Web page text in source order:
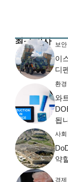
최근 기사 보안
이
디
환경
와
됩
사회
약
경제